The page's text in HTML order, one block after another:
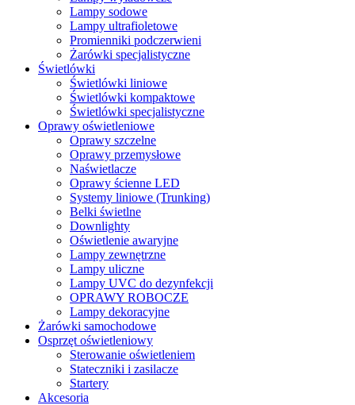
Lampy sodowe
Lampy ultrafioletowe
Promienniki podczerwieni
Żarówki specjalistyczne
Świetlówki
Świetlówki liniowe
Świetlówki kompaktowe
Świetlówki specjalistyczne
Oprawy oświetleniowe
Oprawy szczelne
Oprawy przemysłowe
Naświetlacze
Oprawy ścienne LED
Systemy liniowe (Trunking)
Belki świetlne
Downlighty
Oświetlenie awaryjne
Lampy zewnętrzne
Lampy uliczne
Lampy UVC do dezynfekcji
OPRAWY ROBOCZE
Lampy dekoracyjne
Żarówki samochodowe
Osprzęt oświetleniowy
Sterowanie oświetleniem
Stateczniki i zasilacze
Startery
Akcesoria